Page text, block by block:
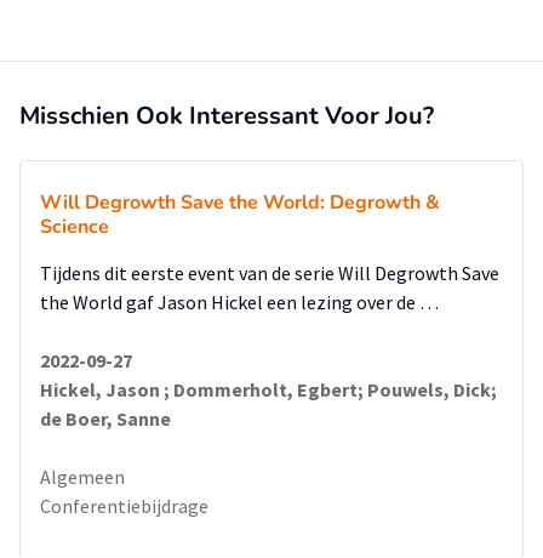
Misschien Ook Interessant Voor Jou?
Will Degrowth Save the World: Degrowth &
Science
Tijdens dit eerste event van de serie Will Degrowth Save
the World gaf Jason Hickel een lezing over de …
2022-09-27
Hickel, Jason ; Dommerholt, Egbert; Pouwels, Dick;
de Boer, Sanne
Algemeen
Conferentiebijdrage